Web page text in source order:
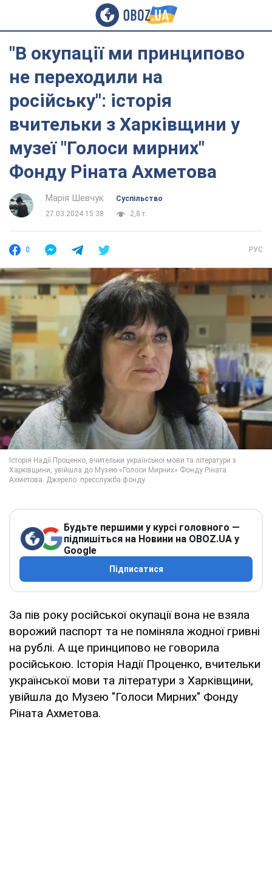
"В окупації ми принципово
не переходили на
російську": історія
вчительки з Харківщини у
музеї "Голоси мирних"
Фонду Ріната Ахметова
Марія Шевчук
Суспільство
27.03.2024 15:38
2,8 т.
0 РУС
Будьте першими у курсі головного —
підпишіться на Новини на OBOZ.UA у
Google
Підписатися
За пів року російської окупації вона не взяла
ворожий паспорт та не поміняла жодної гривні
на рублі. А ще принципово не говорила
російською. Історія Надії Проценко, вчительки
української мови та літератури з Харківщини,
увійшла до Музею "Голоси Мирних" Фонду
Ріната Ахметова.